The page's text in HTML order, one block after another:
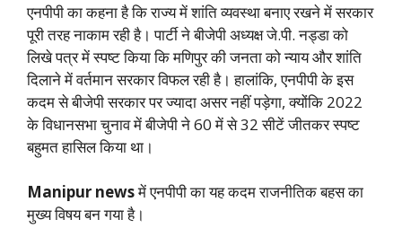
एनपीपी का कहना है कि राज्य में शांति व्यवस्था बनाए रखने में सरकार
पूरी तरह नाकाम रही है। पार्टी ने बीजेपी अध्यक्ष जे.पी. नड्डा को
लिखे पत्र में स्पष्ट किया कि मणिपुर की जनता को न्याय और शांति
दिलाने में वर्तमान सरकार विफल रही है। हालांकि, एनपीपी के इस
कदम से बीजेपी सरकार पर ज्यादा असर नहीं पड़ेगा, क्योंकि 2022
के विधानसभा चुनाव में बीजेपी ने 60 में से 32 सीटें जीतकर स्पष्ट
बहुमत हासिल किया था।
Manipur newsमें एनपीपी का यह कदम राजनीतिक बहस का
मुख्य विषय बन गया है।